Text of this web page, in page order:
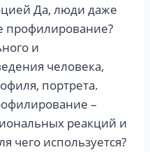
Да, люди даже
профилирование?
и
человека,
портрета.
–
реакций и
чего используется?